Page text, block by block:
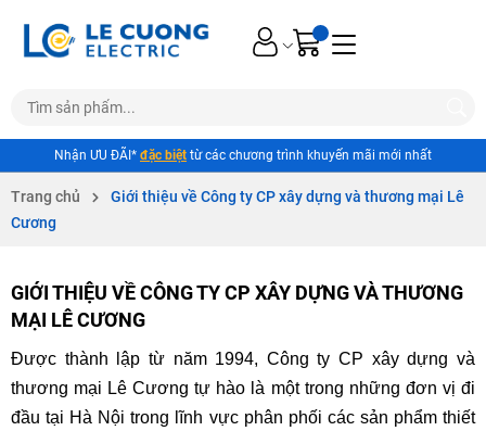
Nhận ƯU ĐÃI* đặc biệt từ các chương trình khuyến mãi mới nhất
Trang chủ
Giới thiệu về Công ty CP xây dựng và thương mại Lê
Cương
GIỚI THIỆU VỀ CÔNG TY CP XÂY DỰNG VÀ THƯƠNG
MẠI LÊ CƯƠNG
Được thành lập từ năm 1994, Công ty CP xây dựng và
thương mại Lê Cương tự hào là một trong những đơn vị đi
đầu tại Hà Nội trong lĩnh vực phân phối các sản phẩm thiết